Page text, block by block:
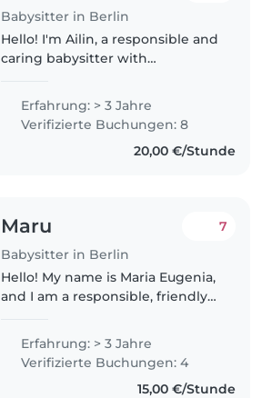
Babysitter in Berlin
Hello! I'm Ailin, a responsible and
caring babysitter with
children aged 2 to 8. I enjoy
creating a safe, calm and fun
environment, supporting daily
Erfahrung: > 3 Jahre
Verifizierte Buchungen: 8
20,00 €/Stunde
Maru
Babysitter in Berlin
7
Hello! My name is Maria Eugenia,
and I am a responsible, friendly
experience working with
children as both a babysitter
Erfahrung: > 3 Jahre
Verifizierte Buchungen: 4
15,00 €/Stunde